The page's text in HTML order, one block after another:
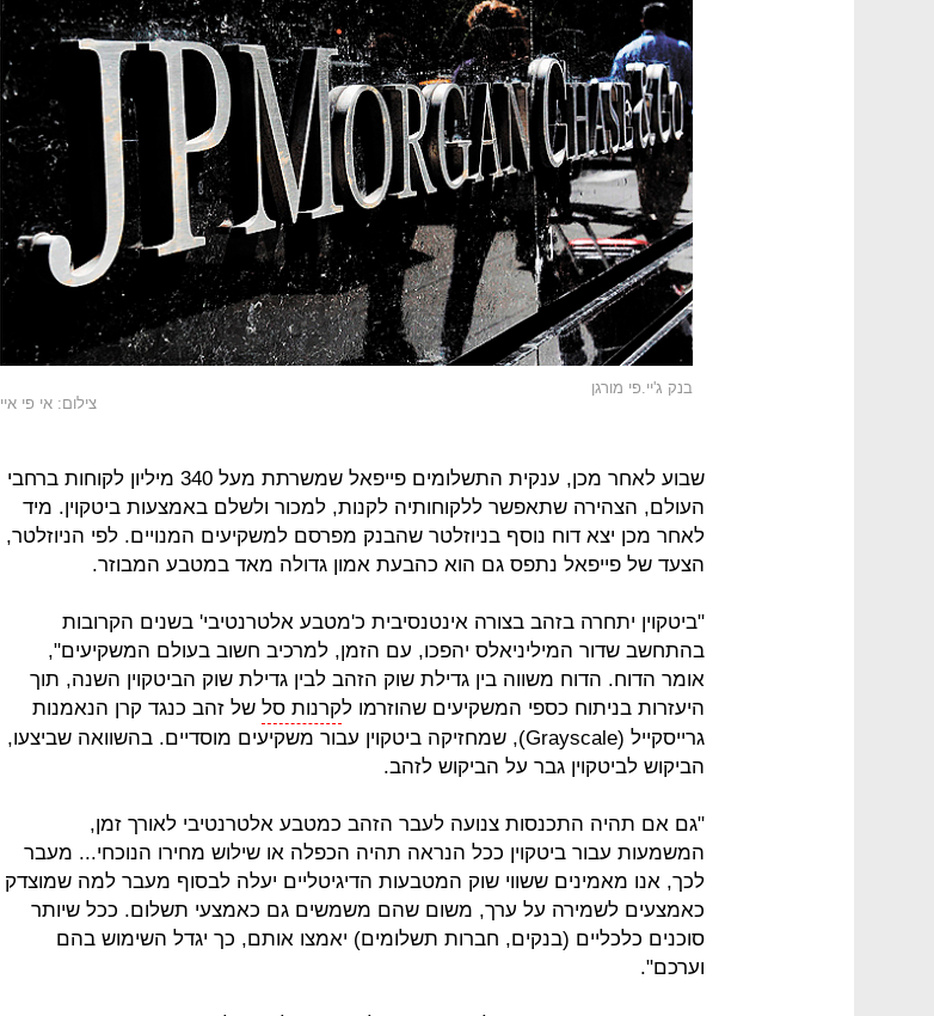
בנק ג'יי.פי מורגן
צילום: אי פי איי
שבוע לאחר מכן, ענקית התשלומים פייפאל שמשרתת מעל 340 מיליון לקוחות ברחבי
העולם, הצהירה שתאפשר ללקוחותיה לקנות, למכור ולשלם באמצעות ביטקוין. מיד
לאחר מכן יצא דוח נוסף בניוזלטר שהבנק מפרסם למשקיעים המנויים. לפי הניוזלטר,
הצעד של פייפאל נתפס גם הוא כהבעת אמון גדולה מאד במטבע המבוזר.
"ביטקוין יתחרה בזהב בצורה אינטנסיבית כ'מטבע אלטרנטיבי' בשנים הקרובות
בהתחשב שדור המיליניאלס יהפכו, עם הזמן, למרכיב חשוב בעולם המשקיעים",
אומר הדוח. הדוח משווה בין גדילת שוק הזהב לבין גדילת שוק הביטקוין השנה, תוך
היעזרות בניתוח כספי המשקיעים שהוזרמו לקרנות סל של זהב כנגד קרן הנאמנות
גרייסקייל (Grayscale), שמחזיקה ביטקוין עבור משקיעים מוסדיים. בהשוואה שביצעו,
הביקוש לביטקוין גבר על הביקוש לזהב.
"גם אם תהיה התכנסות צנועה לעבר הזהב כמטבע אלטרנטיבי לאורך זמן,
המשמעות עבור ביטקוין ככל הנראה תהיה הכפלה או שילוש מחירו הנוכחי... מעבר
לכך, אנו מאמינים ששווי שוק המטבעות הדיגיטליים יעלה לבסוף מעבר למה שמוצדק
כאמצעים לשמירה על ערך, משום שהם משמשים גם כאמצעי תשלום. ככל שיותר
סוכנים כלכליים (בנקים, חברות תשלומים) יאמצו אותם, כך יגדל השימוש בהם
וערכם".